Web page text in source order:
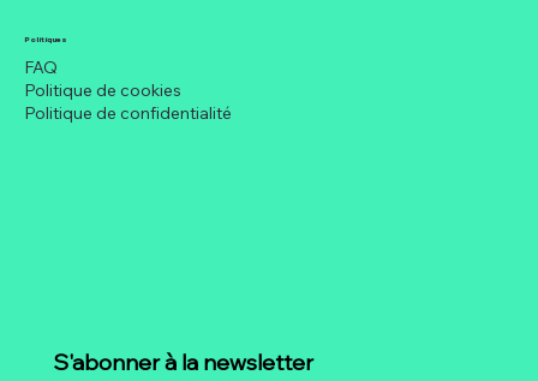
Politiques
FAQ
Politique de cookies
Politique de confidentialité
S'abonner à la newsletter